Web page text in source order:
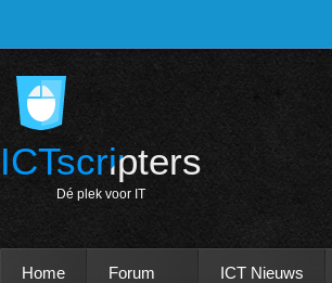
ICTscripters
Dé p e k voor T
Home Forum ICT Nieuws